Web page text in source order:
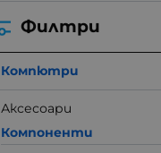
Филтри
Компютри
Аксесоари
Компоненти